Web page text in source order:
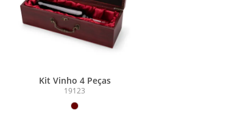
Kit Vinho 4 Peças
19123